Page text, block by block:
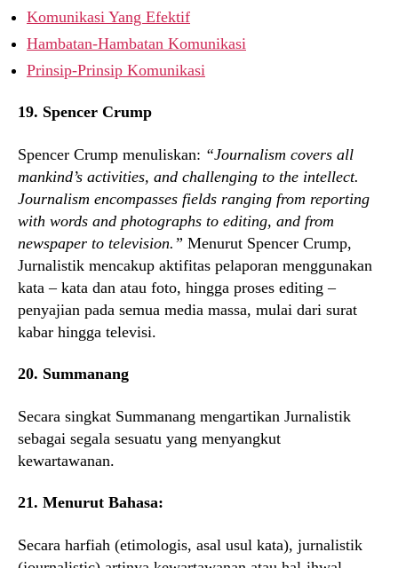
Komunikasi Yang Efektif
Hambatan-Hambatan Komunikasi
Prinsip-Prinsip Komunikasi
19. Spencer Crump
Spencer Crump menuliskan: “Journalism covers all
mankind’s activities, and challenging to the intellect.
Journalism encompasses fields ranging from reporting
with words and photographs to editing, and from
newspaper to television.” Menurut Spencer Crump,
Jurnalistik mencakup aktifitas pelaporan menggunakan
kata – kata dan atau foto, hingga proses editing –
penyajian pada semua media massa, mulai dari surat
kabar hingga televisi.
20. Summanang
Secara singkat Summanang mengartikan Jurnalistik
sebagai segala sesuatu yang menyangkut
kewartawanan.
21. Menurut Bahasa:
Secara harfiah (etimologis, asal usul kata), jurnalistik